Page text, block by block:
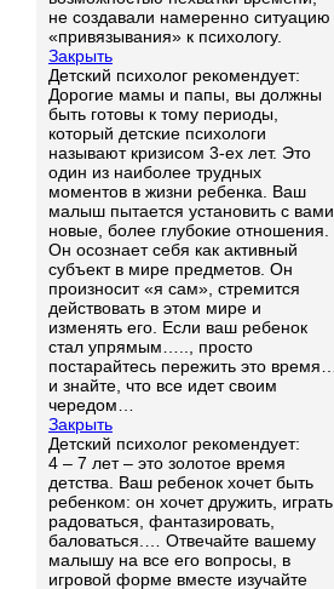
не создавали намеренно ситуацию
«привязывания» к психологу.
Закрыть
Детский психолог рекомендует:
Дорогие мамы и папы, вы должны
быть готовы к тому периоды,
который детские психологи
называют кризисом 3-ех лет. Это
один из наиболее трудных
моментов в жизни ребенка. Ваш
малыш пытается установить с вами
новые, более глубокие отношения.
Он осознает себя как активный
субъект в мире предметов. Он
произносит «я сам», стремится
действовать в этом мире и
изменять его. Если ваш ребенок
стал упрямым….., просто
постарайтесь пережить это время…
и знайте, что все идет своим
чередом…
Закрыть
Детский психолог рекомендует:
4 – 7 лет – это золотое время
детства. Ваш ребенок хочет быть
ребенком: он хочет дружить, играть,
радоваться, фантазировать,
баловаться.… Отвечайте вашему
малышу на все его вопросы, в
игровой форме вместе изучайте